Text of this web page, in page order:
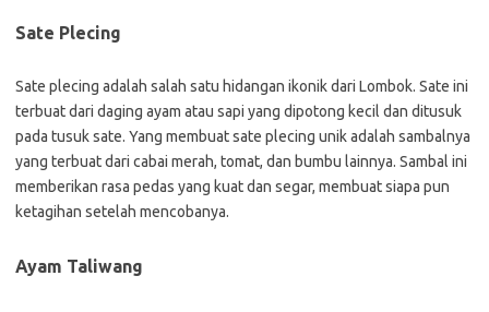
Sate Plecing
Sate plecing adalah salah satu hidangan ikonik dari Lombok. Sate ini
terbuat dari daging ayam atau sapi yang dipotong kecil dan ditusuk
pada tusuk sate. Yang membuat sate plecing unik adalah sambalnya
yang terbuat dari cabai merah, tomat, dan bumbu lainnya. Sambal ini
memberikan rasa pedas yang kuat dan segar, membuat siapa pun
ketagihan setelah mencobanya.
Ayam Taliwang